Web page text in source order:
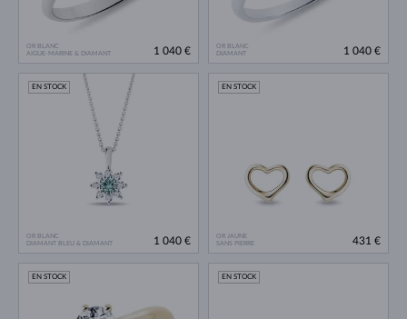
OR BLANC
AIGUE-MARINE & DIAMANT
1 040 €
OR BLANC
DIAMANT
1 040 €
OR BLANC
DIAMANT BLEU & DIAMANT
EN STOCK
1 040 €
OR JAUNE
SANS PIERRE
EN STOCK
431 €
EN STOCK EN STOCK